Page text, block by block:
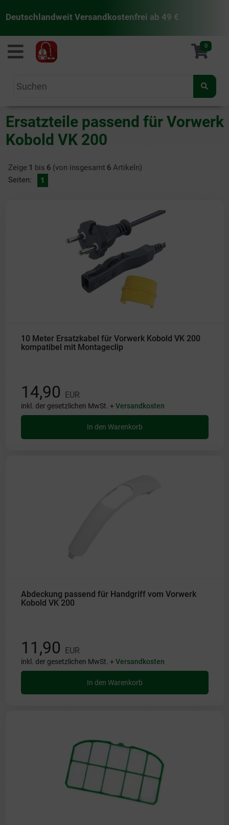
Deutschlandweit Versandkostenfrei ab 49 €
staubsaugermanufaktur 0
Ersatzteile passend für Vorwerk
Kobold VK 200
Zeige 1 bis 6 (von insgesamt 6 Artikeln)
Seiten:
1
10 Meter Ersatzkabel für Vorwerk Kobold VK 200
kompatibel mit Montageclip
14,90 EUR
inkl. der gesetzlichen MwSt. +Versandkosten
In den Warenkorb
Abdeckung passend für Handgriff vom Vorwerk
Kobold VK 200
11,90 EUR
inkl. der gesetzlichen MwSt. +Versandkosten
In den Warenkorb